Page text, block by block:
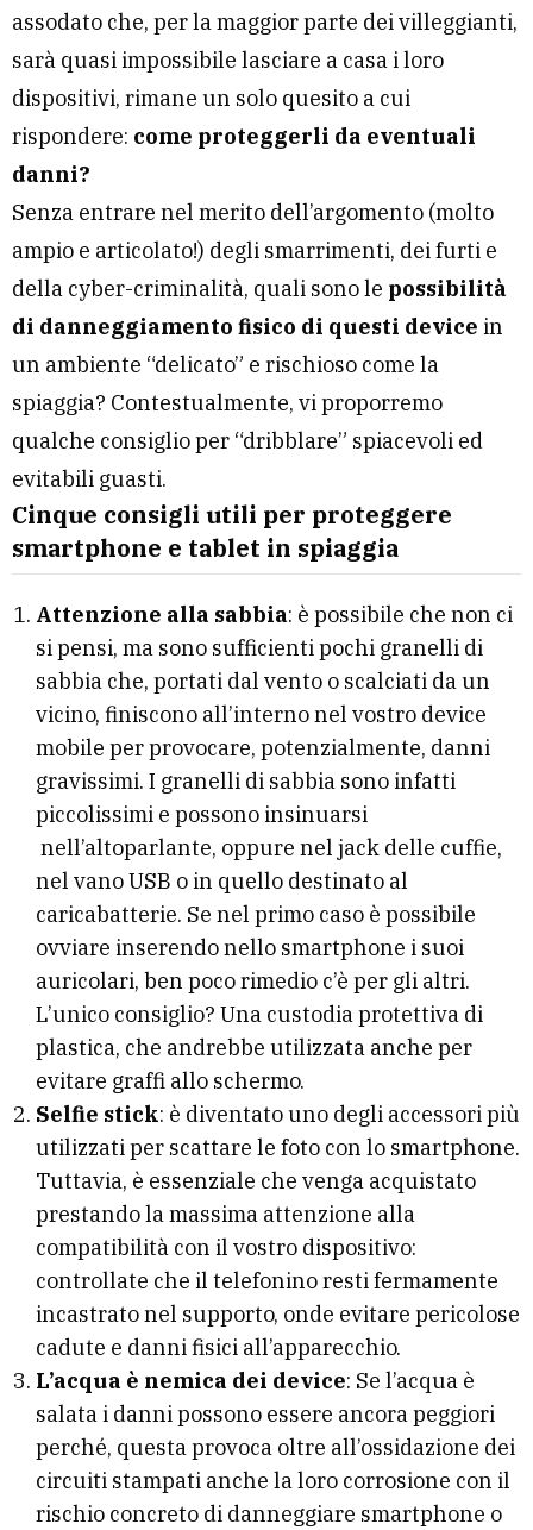
assodato che, per la maggior parte dei villeggianti,
sarà quasi impossibile lasciare a casa i loro
dispositivi, rimane un solo quesito a cui
rispondere: come proteggerli da eventuali
danni?
Senza entrare nel merito dell’argomento (molto
ampio e articolato!) degli smarrimenti, dei furti e
della cyber-criminalità, quali sono le possibilità
di danneggiamento fisico di questi device in
un ambiente “delicato” e rischioso come la
spiaggia? Contestualmente, vi proporremo
qualche consiglio per “dribblare” spiacevoli ed
evitabili guasti.
Cinque consigli utili per proteggere
smartphone e tablet in spiaggia
Attenzione alla sabbia: è possibile che non ci
si pensi, ma sono sufficienti pochi granelli di
sabbia che, portati dal vento o scalciati da un
vicino, finiscono all’interno nel vostro device
mobile per provocare, potenzialmente, danni
gravissimi. I granelli di sabbia sono infatti
piccolissimi e possono insinuarsi
nell’altoparlante, oppure nel jack delle cuffie,
nel vano USB o in quello destinato al
caricabatterie. Se nel primo caso è possibile
ovviare inserendo nello smartphone i suoi
auricolari, ben poco rimedio c’è per gli altri.
L’unico consiglio? Una custodia protettiva di
plastica, che andrebbe utilizzata anche per
evitare graffi allo schermo.
Selfie stick: è diventato uno degli accessori più
utilizzati per scattare le foto con lo smartphone.
Tuttavia, è essenziale che venga acquistato
prestando la massima attenzione alla
compatibilità con il vostro dispositivo:
controllate che il telefonino resti fermamente
incastrato nel supporto, onde evitare pericolose
cadute e danni fisici all’apparecchio.
L’acqua è nemica dei device: Se l’acqua è
salata i danni possono essere ancora peggiori
perché, questa provoca oltre all’ossidazione dei
circuiti stampati anche la loro corrosione con il
rischio concreto di danneggiare smartphone o